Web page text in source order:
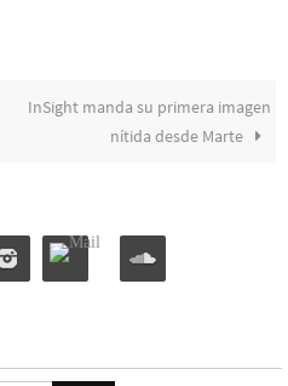
InSight manda su primera imagen
nítida desde Marte